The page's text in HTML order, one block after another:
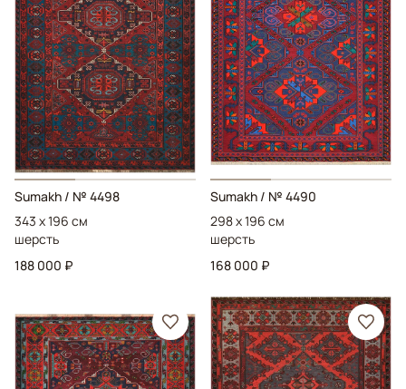
Sumakh / № 4498
343 x 196 см
шерсть
188 000 ₽
Sumakh / № 4490
298 x 196 см
шерсть
168 000 ₽